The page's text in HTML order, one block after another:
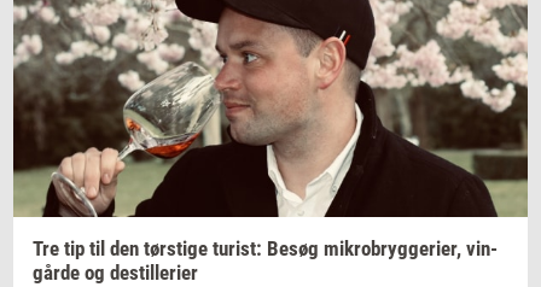
Tre tip til den tørsti­ge turist: Besøg mi­kro­bryg­ge­ri­er, vin­
går­de og destil­le­ri­er